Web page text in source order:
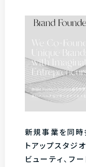
新規事業を同時
トアップスタジ
ビューティ、フ